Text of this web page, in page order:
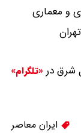
و معماری
شرق در «تلگرام»
ایران معاصر